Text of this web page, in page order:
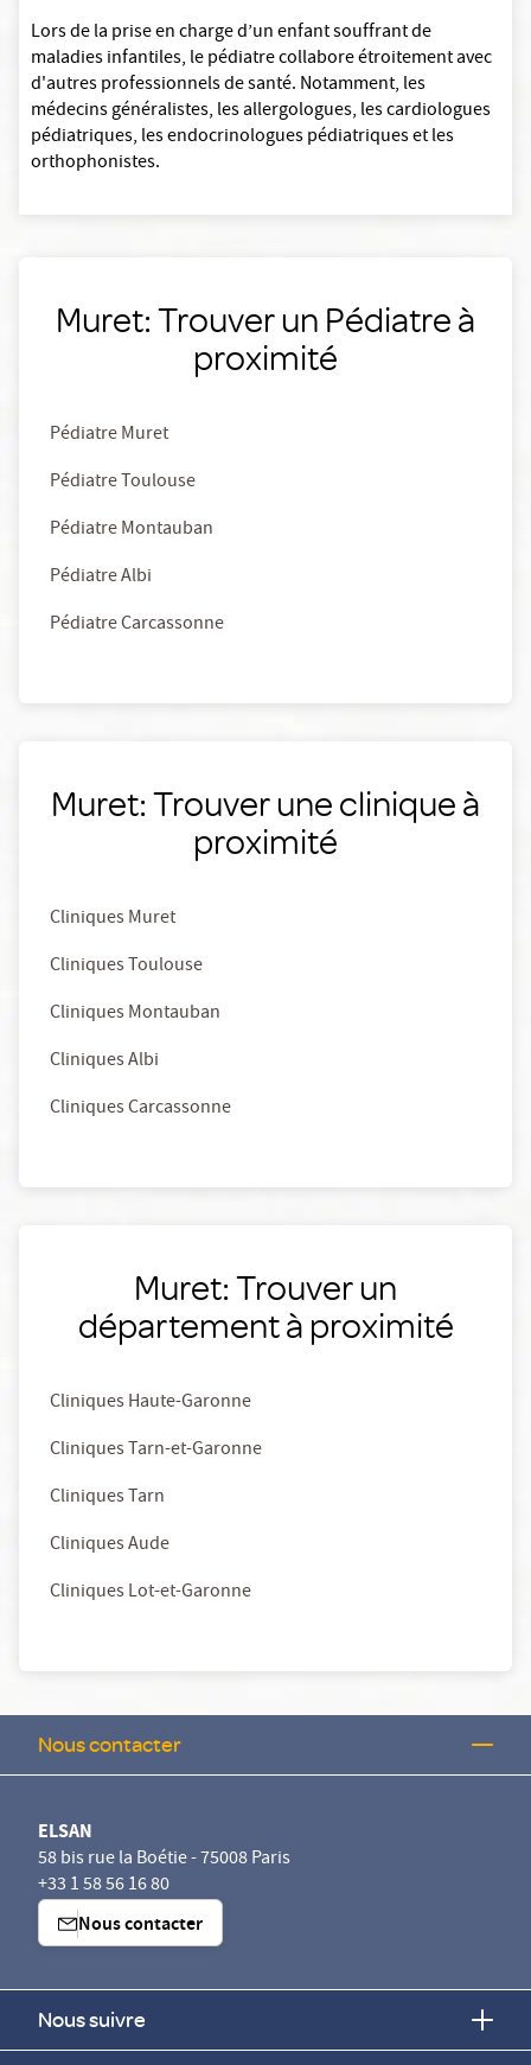
Lors de la prise en charge d’un enfant souffrant de
maladies infantiles, le pédiatre collabore étroitement avec
d'autres professionnels de santé. Notamment, les
médecins généralistes, les allergologues, les cardiologues
pédiatriques, les endocrinologues pédiatriques et les
orthophonistes.
Muret: Trouver un Pédiatre à
proximité
Pédiatre Muret
Pédiatre Toulouse
Pédiatre Montauban
Pédiatre Albi
Pédiatre Carcassonne
Muret: Trouver une clinique à
proximité
Cliniques Muret
Cliniques Toulouse
Cliniques Montauban
Cliniques Albi
Cliniques Carcassonne
Muret: Trouver un
département à proximité
Cliniques Haute-Garonne
Cliniques Tarn-et-Garonne
Cliniques Tarn
Cliniques Aude
Cliniques Lot-et-Garonne
Nous contacter
ELSAN
58 bis rue la Boétie - 75008 Paris
+33 1 58 56 16 80
Nous contacter
Nous suivre